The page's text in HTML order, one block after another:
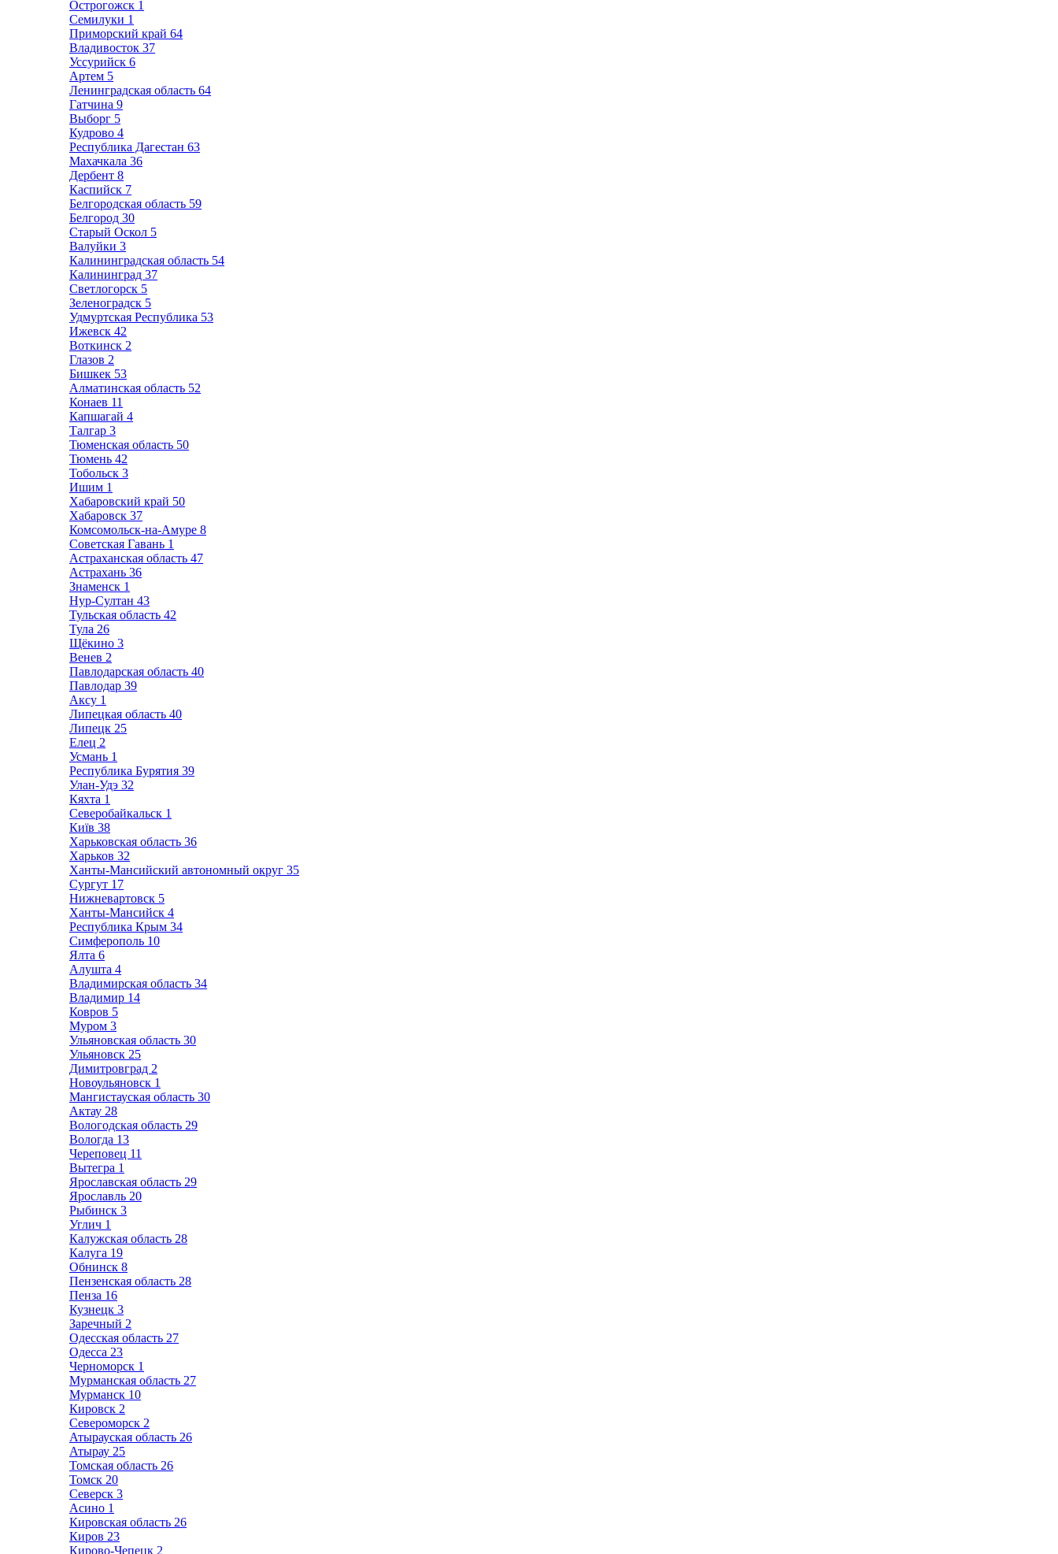
Острогожск 1
Семилуки 1
Приморский край 64
Владивосток 37
Уссурийск 6
Артем 5
Ленинградская область 64
Гатчина 9
Выборг 5
Кудрово 4
Республика Дагестан 63
Махачкала 36
Дербент 8
Каспийск 7
Белгородская область 59
Белгород 30
Старый Оскол 5
Валуйки 3
Калининградская область 54
Калининград 37
Светлогорск 5
Зеленоградск 5
Удмуртская Республика 53
Ижевск 42
Воткинск 2
Глазов 2
Бишкек 53
Алматинская область 52
Конаев 11
Капшагай 4
Талгар 3
Тюменская область 50
Тюмень 42
Тобольск 3
Ишим 1
Хабаровский край 50
Хабаровск 37
Комсомольск-на-Амуре 8
Советская Гавань 1
Астраханская область 47
Астрахань 36
Знаменск 1
Нур-Султан 43
Тульская область 42
Тула 26
Щёкино 3
Венев 2
Павлодарская область 40
Павлодар 39
Аксу 1
Липецкая область 40
Липецк 25
Елец 2
Усмань 1
Республика Бурятия 39
Улан-Удэ 32
Кяхта 1
Северобайкальск 1
Київ 38
Харьковская область 36
Харьков 32
Ханты-Мансийский автономный округ 35
Сургут 17
Нижневартовск 5
Ханты-Мансийск 4
Республика Крым 34
Симферополь 10
Ялта 6
Алушта 4
Владимирская область 34
Владимир 14
Ковров 5
Муром 3
Ульяновская область 30
Ульяновск 25
Димитровград 2
Новоульяновск 1
Мангистауская область 30
Актау 28
Вологодская область 29
Вологда 13
Череповец 11
Вытегра 1
Ярославская область 29
Ярославль 20
Рыбинск 3
Углич 1
Калужская область 28
Калуга 19
Обнинск 8
Пензенская область 28
Пенза 16
Кузнецк 3
Заречный 2
Одесская область 27
Одесса 23
Черноморск 1
Мурманская область 27
Мурманск 10
Кировск 2
Североморск 2
Атырауская область 26
Атырау 25
Томская область 26
Томск 20
Северск 3
Асино 1
Кировская область 26
Киров 23
Кирово-Чепецк 2